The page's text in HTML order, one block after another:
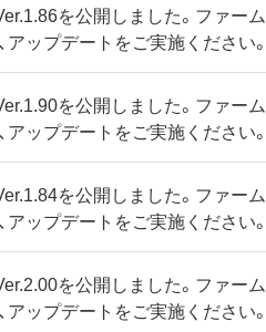
を公開しました。ファーム
アップデートをご実施ください。
を公開しました。ファーム
アップデートをご実施ください。
を公開しました。ファーム
アップデートをご実施ください。
を公開しました。ファーム
アップデートをご実施ください。